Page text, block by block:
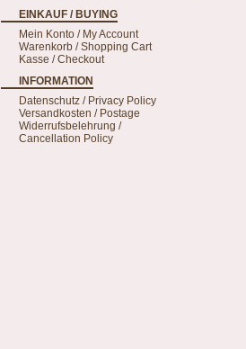
EINKAUF / BUYING
Mein Konto / My Account
Warenkorb / Shopping Cart
Kasse / Checkout
INFORMATION
Datenschutz / Privacy Policy
Versandkosten / Postage
Widerrufsbelehrung /
Cancellation Policy